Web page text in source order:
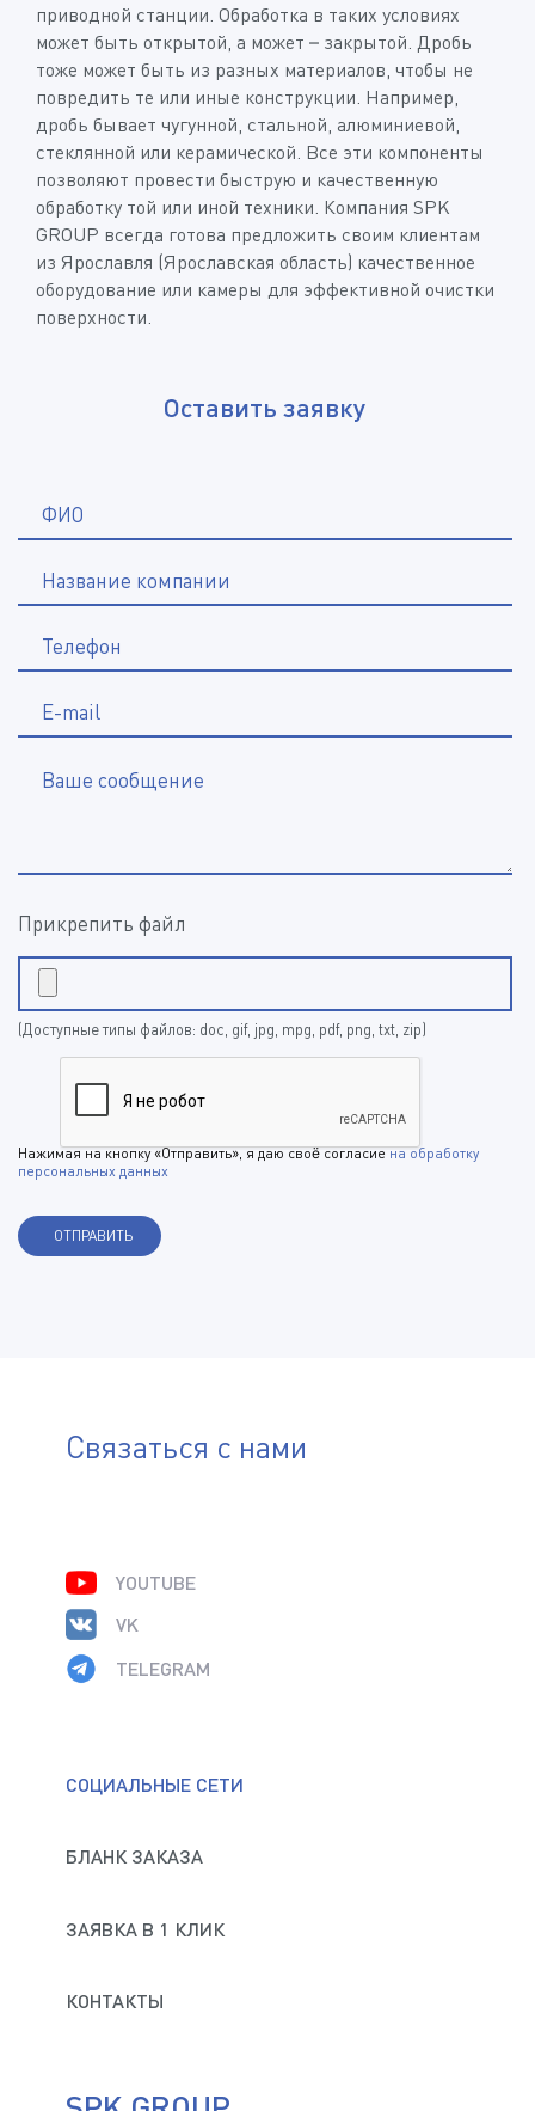
приводной станции. Обработка в таких условиях
может быть открытой, а может – закрытой. Дробь
тоже может быть из разных материалов, чтобы не
повредить те или иные конструкции. Например,
дробь бывает чугунной, стальной, алюминиевой,
стеклянной или керамической. Все эти компоненты
позволяют провести быструю и качественную
обработку той или иной техники. Компания SPK
GROUP всегда готова предложить своим клиентам
из Ярославля (Ярославская область) качественное
оборудование или камеры для эффективной очистки
поверхности.
Оставить заявку
ФИО
Название компании
Телефон
E-mail
Ваше сообщение
Прикрепить файл
(Доступные типы файлов: doc, gif, jpg, mpg, pdf, png, txt, zip)
Нажимая на кнопку «Отправить», я даю своё согласиена обработку
персональных данных
Связаться с нами
СОЦИАЛЬНЫЕ СЕТИ
БЛАНК ЗАКАЗА
ЗАЯВКА В 1 КЛИК
КОНТАКТЫ
YOUTUBE
VK
TELEGRAM